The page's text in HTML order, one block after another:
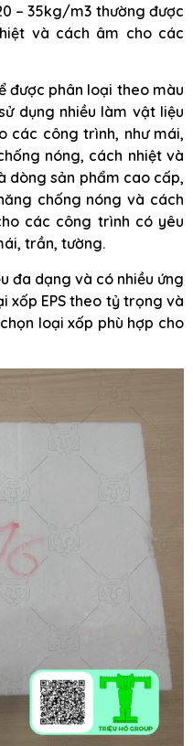
– 35kg/m3 thường được
và cách âm cho các
được phân loại theo màu
dụng nhiều làm vật liệu
các công trình, như mái,
nóng, cách nhiệt và
dòng sản phẩm cao cấp,
chống nóng và cách
các công trình có yêu
trần, tường.
đa dạng và có nhiều ứng
xốp EPS theo tỷ trọng và
loại xốp phù hợp cho